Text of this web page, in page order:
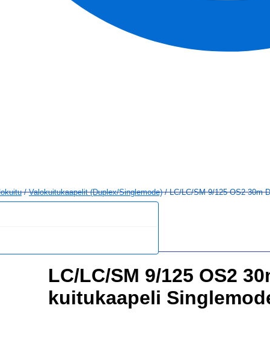
/Valokuitukaapelit (duplex/singlemode)/ LC/LC/SM 9/125 OS2 30m
LC/LC/SM 9/125 OS2
kuitukaapeli